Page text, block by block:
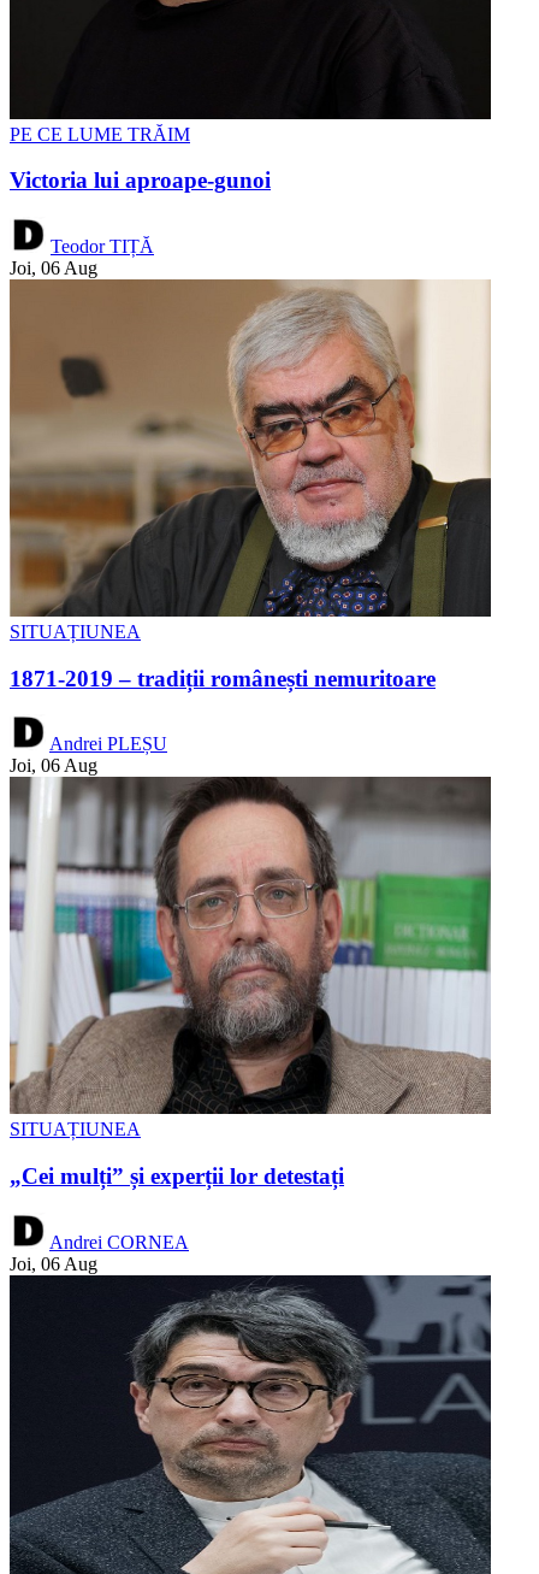
PE CE LUME TRĂIM
Victoria lui aproape-gunoi
Teodor TIȚĂ
Joi, 06 Aug
SITUAȚIUNEA
1871-2019 – tradiții românești nemuritoare
Andrei PLEȘU
Joi, 06 Aug
SITUAȚIUNEA
„Cei mulți” și experții lor detestați
Andrei CORNEA
Joi, 06 Aug